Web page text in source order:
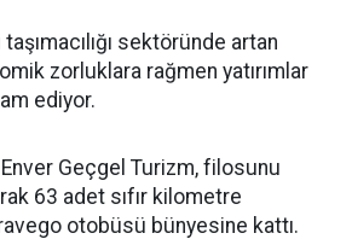
sektöründe artan
zorluklara rağmen yatırımlar
ediyor.
Geçgel Turizm, filosunu
63 adet sıfır kilometre
otobüsü bünyesine kattı.